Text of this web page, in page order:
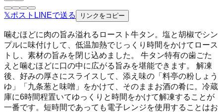
𝕏ポスト LINEで送る リンクをコピー
噛むほどに肉の旨み溢れるロースト牛タン。塩と胡椒でシン
プルに味付けして、低温加熱でじっくり時間をかけてロース
トし、素材の旨みを閉じ込めました。 牛タン特有の歯ごた
えと噛むほどに口の中に広がる旨みを堪能できます。 解凍
後、好みの厚さにスライスして、添え味の「料亭の粉しょう
ゆ」「九条葱と味噌」をかけて、そのままお酒の肴に。冷蔵
庫に6時間程置いてゆっくりと時間をかけて解凍することが
一番です。短時間であっても電子レンジを使用することはお